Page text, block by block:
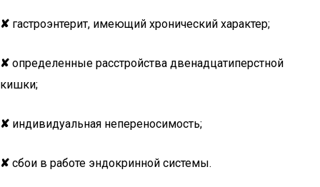
✘ гастроэнтерит, имеющий хронический характер;
✘ определенные расстройства двенадцатиперстной
кишки;
✘ индивидуальная непереносимость;
✘ сбои в работе эндокринной системы.